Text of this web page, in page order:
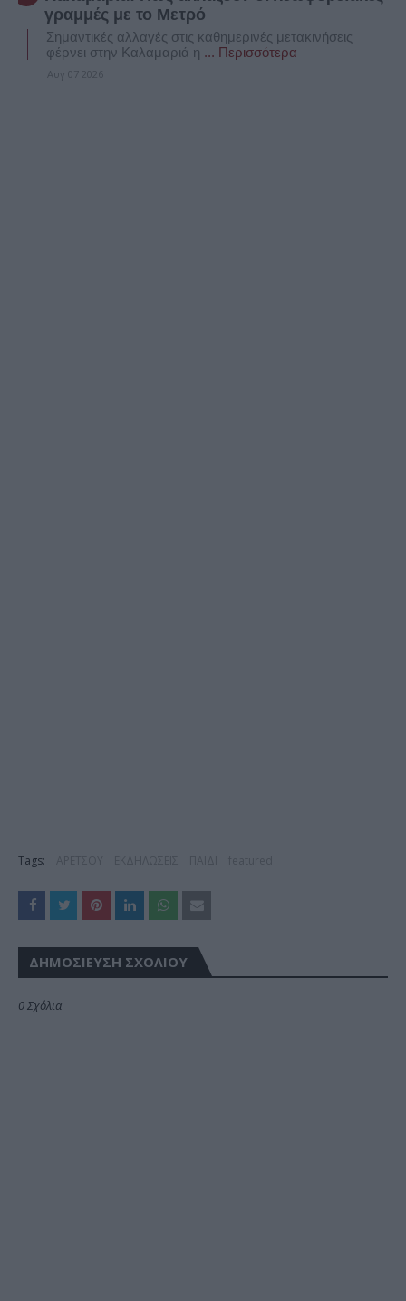
γραμμές με το Μετρό
Σημαντικές αλλαγές στις καθημερινές μετακινήσεις
φέρνει στην Καλαμαριά η ... Περισσότερα
Αυγ 07 2026
Tags:
ΔΗΜΟΣΊΕΥΣΗ ΣΧΟΛΊΟΥ
0 Σχόλια